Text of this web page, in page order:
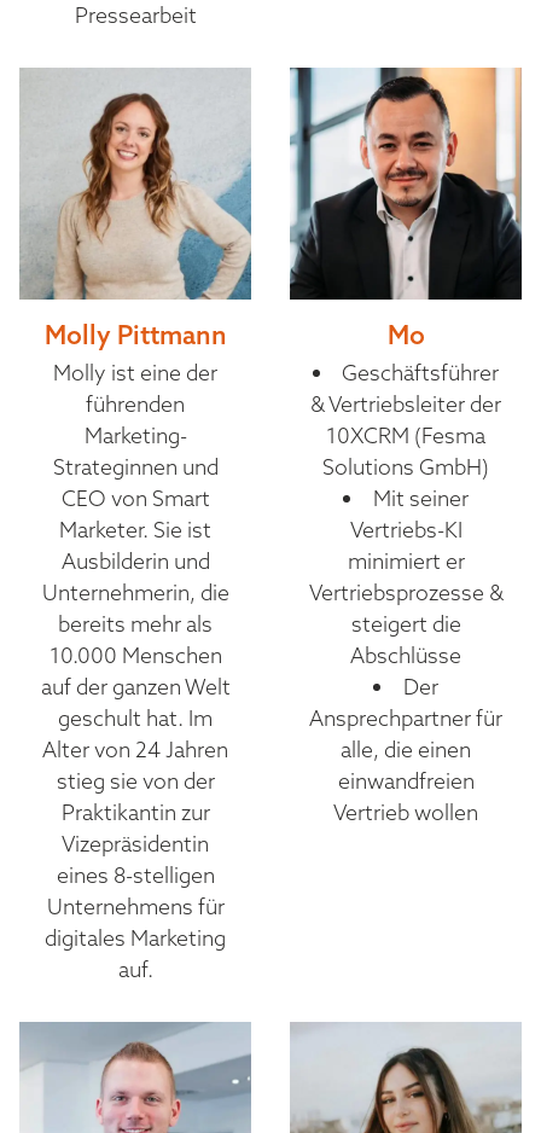
Pressearbeit
Molly Pittmann
Molly ist eine der
führenden
Marketing-
Strateginnen und
CEO von Smart
Marketer. Sie ist
Ausbilderin und
Unternehmerin, die
bereits mehr als
10.000 Menschen
auf der ganzen Welt
geschult hat. Im
Alter von 24 Jahren
stieg sie von der
Praktikantin zur
Vizepräsidentin
eines 8-stelligen
Unternehmens für
digitales Marketing
auf.
Mo
Geschäftsführer
& Vertriebsleiter der
10XCRM (Fesma
Solutions GmbH)
Mit seiner
Vertriebs-KI
minimiert er
Vertriebsprozesse &
steigert die
Abschlüsse
Der
Ansprechpartner für
alle, die einen
einwandfreien
Vertrieb wollen